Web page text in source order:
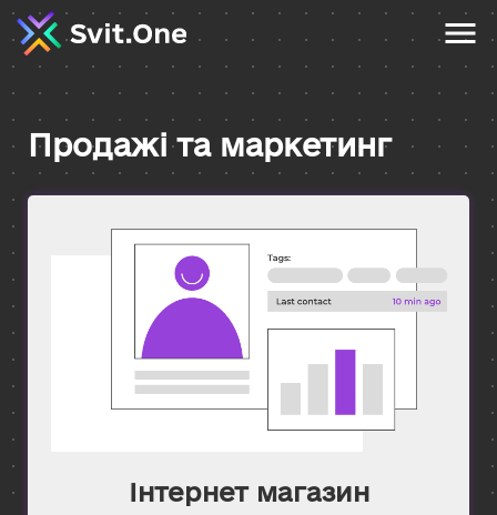
Продажі та маркетинг
Інтернет магазин